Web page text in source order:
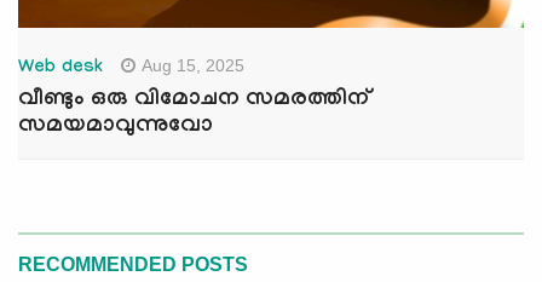
Web desk Aug 15, 2025
വീണ്ടും ഒരു വിമോചന സമരത്തിന്
സമയമാവുന്നുവോ
RECOMMENDED POSTS